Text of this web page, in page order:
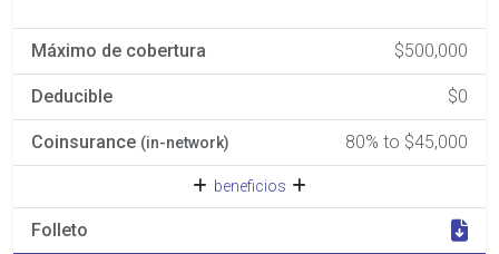
Máximo de cobertura $500,000
Deducible $0
Coinsurance (in-network) 80% to $45,000
beneficios
Folleto